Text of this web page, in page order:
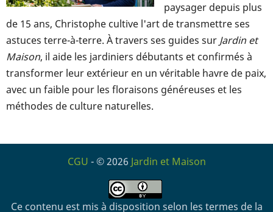
paysager depuis plus
de 15 ans, Christophe cultive l'art de transmettre ses
astuces terre-à-terre. À travers ses guides sur Jardin et
Maison, il aide les jardiniers débutants et confirmés à
transformer leur extérieur en un véritable havre de paix,
avec un faible pour les floraisons généreuses et les
méthodes de culture naturelles.
CGU - © 2026 Jardin et Maison
Ce contenu est mis à disposition selon les termes de la